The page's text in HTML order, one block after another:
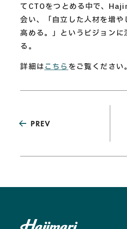
てCTOをつとめる中で、
会い、「自立した人材を増
高める。」というビジョン
る。
詳細はこちらをご覧ください。
PREV